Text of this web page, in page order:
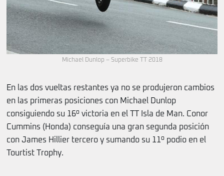
Michael Dunlop – Superbike TT 2018
En las dos vueltas restantes ya no se produjeron cambios
en las primeras posiciones con Michael Dunlop
consiguiendo su 16º victoria en el TT Isla de Man. Conor
Cummins (Honda) conseguía una gran segunda posición
con James Hillier tercero y sumando su 11º podio en el
Tourtist Trophy.